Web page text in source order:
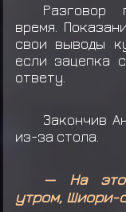
Разговор
время.
свои выводы
если зацепка
ответу.
Закончив
из-за стола.
— На
утром, Шиори-